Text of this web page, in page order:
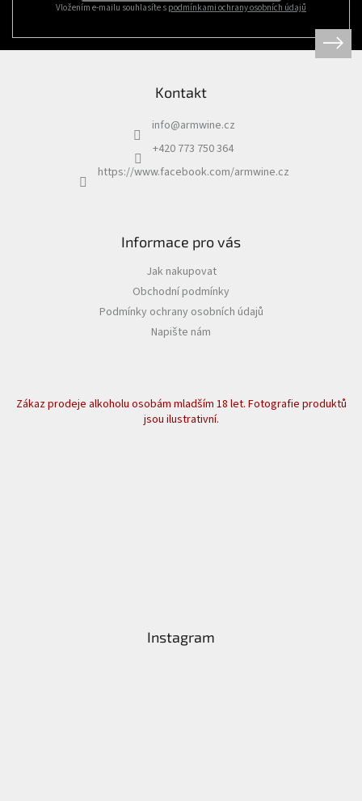
Vložením e-mailu souhlasíte s podmínkami ochrany osobních údajů
Kontakt
info@armwine.cz
+420 773 750 364
https://www.facebook.com/armwine.cz
Informace pro vás
Jak nakupovat
Obchodní podmínky
Podmínky ochrany osobních údajů
Napište nám
Zákaz prodeje alkoholu osobám mladším 18 let. Fotografie produktů
jsou ilustrativní.
Instagram